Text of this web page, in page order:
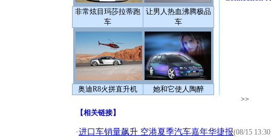
非常炫目玛莎拉蒂跑
车
让男人热血沸腾极品
车
奥迪R8火拼直升机 她和它使人陶醉
>>
【相关链接】
·进口车销量飙升 空港夏季汽车嘉年华捷报(08/15